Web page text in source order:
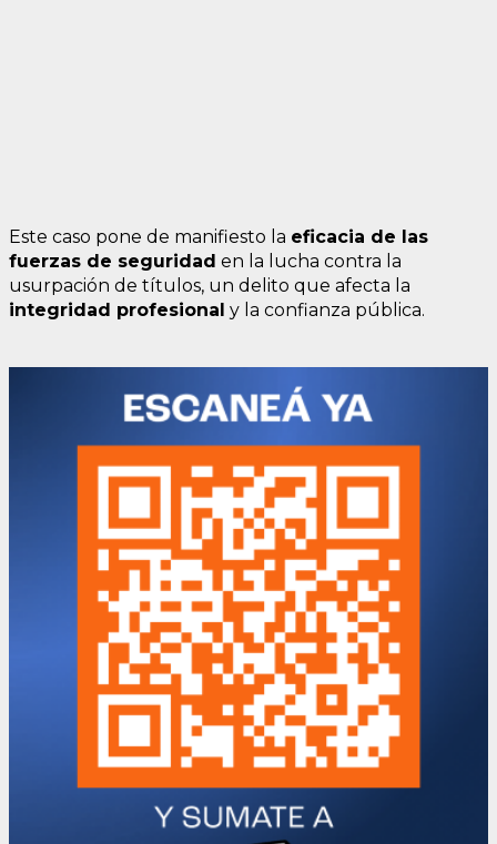
Este caso pone de manifiesto la eficacia de las
fuerzas de seguridad en la lucha contra la
usurpación de títulos, un delito que afecta la
integridad profesional y la confianza pública.